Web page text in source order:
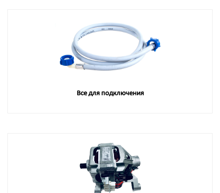
Все для подключения